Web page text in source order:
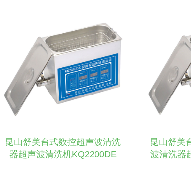
昆山舒美台式数控超声波清洗
器超声波清洗机KQ2200DE
昆山舒美
波清洗器